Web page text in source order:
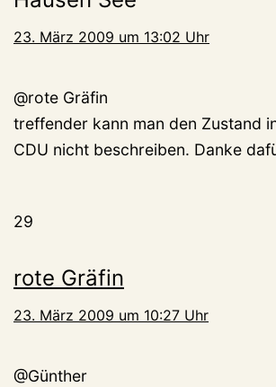
23. März 2009 um 13:02 Uhr
@rote Gräfin
treffender kann man den Zustand
CDU nicht beschreiben. Danke
29
rote Gräfin
23. März 2009 um 10:27 Uhr
@Günther